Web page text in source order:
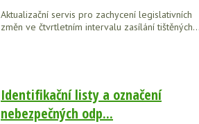
Aktualizační servis pro zachycení legislativních
změn ve čtvrtletním intervalu zasílání tištěných...
Identifikační listy a označení
nebezpečných odp...